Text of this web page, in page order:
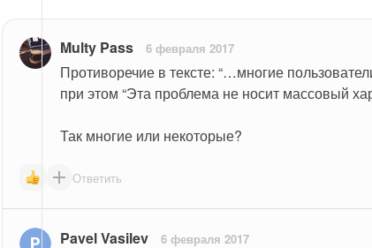
Multy Pass 6 февраля 2017
Противоречие в тексте: “…многие
при этом “Эта проблема не носит массовый
Так многие или некоторые?
Ответить
Pavel Vasilev 6 февраля 2017